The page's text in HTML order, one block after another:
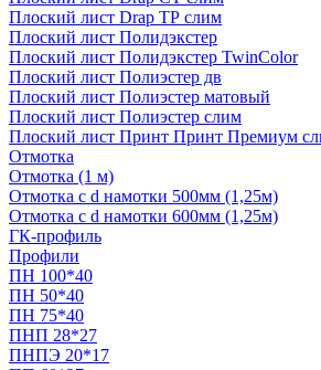
Плоский лист Drap ТР слим
Плоский лист Полидэкстер
Плоский лист Полидэкстер TwinColor
Плоский лист Полиэстер дв
Плоский лист Полиэстер матовый
Плоский лист Полиэстер слим
Плоский лист Принт Принт Премиум
Отмотка
Отмотка (1 м)
Отмотка с d намотки 500мм (1,25м)
Отмотка с d намотки 600мм (1,25м)
ГК-профиль
Профили
ПН 100*40
ПН 50*40
ПН 75*40
ПНП 28*27
ПНПЭ 20*17